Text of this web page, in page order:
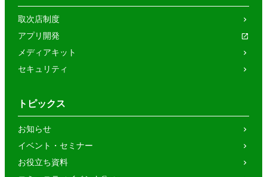
取次店制度
アプリ開発
メディアキット
セキュリティ
トピックス
お知らせ
イベント・セミナー
お役立ち資料